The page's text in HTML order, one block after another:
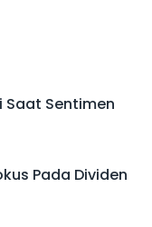
Sentimen
Pada Dividen